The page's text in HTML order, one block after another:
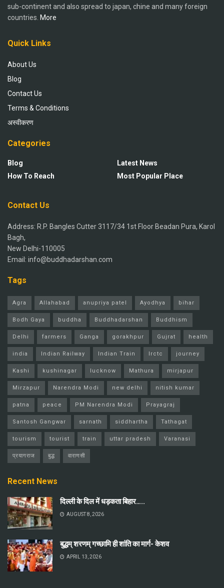
sub-continent and also spread to japan, chine and many foreign
countries. More
Quick Links
About Us
Blog
Contact Us
Terms & Conditions
अस्वीकरण
Categories
Blog
How To Reach
Latest News
Most Popular Place
Contact Us
Address: R.P. Bangles Cutter 3117/34 1st Floor Beadan Pura, Karol
Bagh,
New Delhi-110005
Email: info@buddhadarshan.com
Tags
Agra Allahabad anupriya patel Ayodhya bihar
Bodh Gaya buddha Buddhadarshan Buddhism
Delhi farmers Ganga gorakhpur Gujrat health
india Indian Railway Indian Train Irctc journey
Kashi kushinagar lucknow Mathura mirjapur
Mirzapur Narendra Modi new delhi nitish kumar
patna peace PM Narendra Modi Prayagraj
Santosh Gangwar sarnath siddhartha Tathagat
tourism tourist train uttar pradesh Varanasi
प्रयागराज बुद्ध वाराणसी
Recent News
दिल्ली के दिल में धड़कता बिहार…..
AUGUST 8, 2026
बुद्धम् शरणम् गच्छामि ही शांति का मार्ग- केशव
APRIL 13, 2026